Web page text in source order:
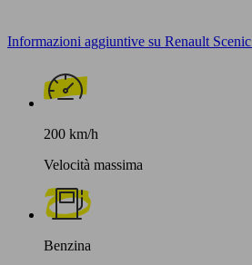
Informazioni aggiuntive su Renault Scenic
200 km/h
Velocità massima
Benzina